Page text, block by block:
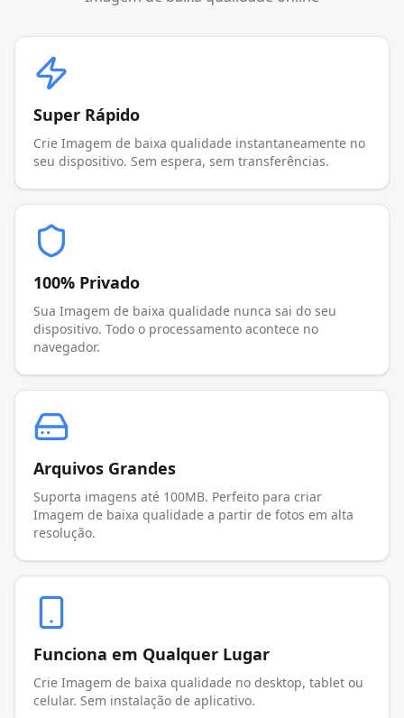
Super Rápido
Crie Imagem de baixa qualidade instantaneamente no
seu dispositivo. Sem espera, sem transferências.
100% Privado
Sua Imagem de baixa qualidade nunca sai do seu
dispositivo. Todo o processamento acontece no
navegador.
Arquivos Grandes
Suporta imagens até 100MB. Perfeito para criar
Imagem de baixa qualidade a partir de fotos em alta
resolução.
Funciona em Qualquer Lugar
Crie Imagem de baixa qualidade no desktop, tablet ou
celular. Sem instalação de aplicativo.